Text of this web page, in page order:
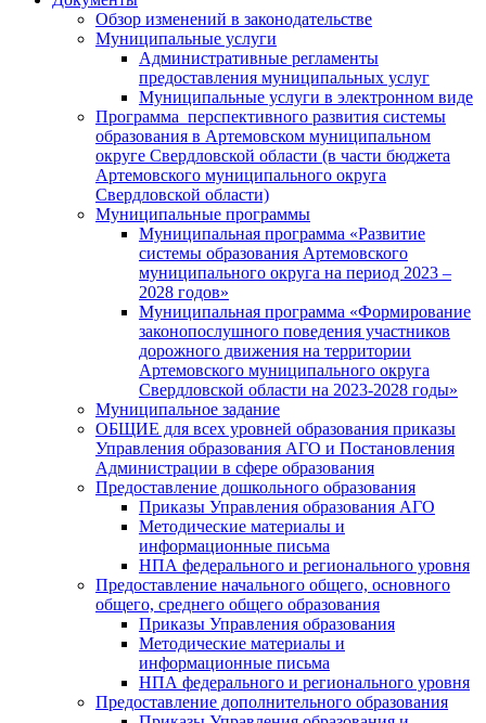
Обзор изменений в законодательстве
Муниципальные услуги
Административные регламенты
предоставления муниципальных услуг
Муниципальные услуги в электронном виде
Программа перспективного развития системы
образования в Артемовском муниципальном
округе Свердловской области (в части бюджета
Артемовского муниципального округа
Свердловской области)
Муниципальные программы
Муниципальная программа «Развитие
системы образования Артемовского
муниципального округа на период 2023 –
2028 годов»
Муниципальная программа «Формирование
законопослушного поведения участников
дорожного движения на территории
Артемовского муниципального округа
Свердловской области на 2023-2028 годы»
Муниципальное задание
ОБЩИЕ для всех уровней образования приказы
Управления образования АГО и Постановления
Администрации в сфере образования
Предоставление дошкольного образования
Приказы Управления образования АГО
Методические материалы и
информационные письма
НПА федерального и регионального уровня
Предоставление начального общего, основного
общего, среднего общего образования
Приказы Управления образования
Методические материалы и
информационные письма
НПА федерального и регионального уровня
Предоставление дополнительного образования